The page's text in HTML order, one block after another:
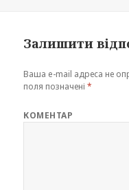
Залишити
Ваша e-mail адреса не
поля позначені*
КОМЕНТАР